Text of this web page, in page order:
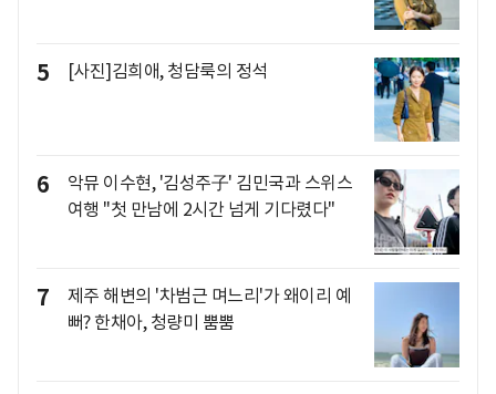
5 [사진]김희애, 청담룩의 정석
6
악뮤 이수현, '김성주子' 김민국과 스위스
여행 "첫 만남에 2시간 넘게 기다렸다"
7
제주 해변의 '차범근 며느리'가 왜이리 예
뻐? 한채아, 청량미 뿜뿜